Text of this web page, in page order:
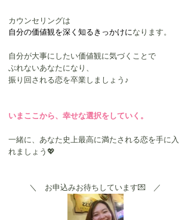
カウンセリングは
自分の価値観を深く知るきっかけになります。
自分が大事にしたい価値観に気づくことで
ぶれないあなたになり、
振り回される恋を卒業しましょう♪
いまここから、幸せな選択をしていく。
一緒に、あなた史上最高に満たされる恋を手に入
れましょう💖
＼　お申込みお待ちしています💌　／